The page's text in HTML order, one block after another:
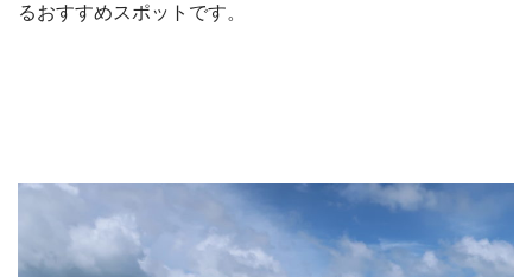
るおすすめスポットです。